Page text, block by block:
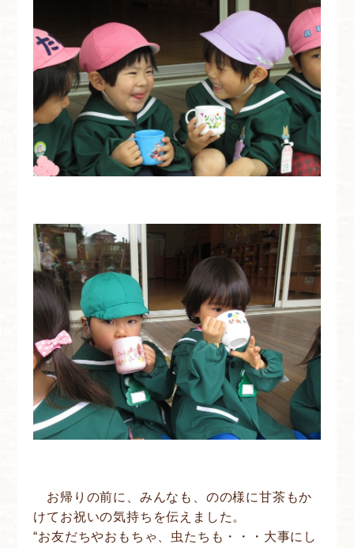
お帰りの前に、みんなも、のの様に甘茶もか
けてお祝いの気持ちを伝えました。
“お友だちやおもちゃ、虫たちも・・・大事にし